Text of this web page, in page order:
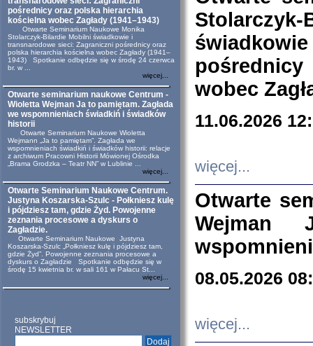
pośrednicy oraz polska hierarchia
kościelna wobec Zagłady (1941–1943)
Otwarte Seminarium Naukowe Monika
Stolarczyk-Bilardie Mobilni świadkowie i
transnarodowe sieci: Zagraniczni pośrednicy oraz
polska hierarchia kościelna wobec Zagłady (1941–
1943) Spotkanie odbędzie się w środę 24 czerwca
br. w ...
więcej...
Otwarte seminarium naukowe Centrum -
Wioletta Wejman Ja to pamiętam. Zagłada
we wspomnieniach świadkiń i świadków
historii
Otwarte Seminarium Naukowe Wioletta
Wejmann „Ja to pamiętam”. Zagłada we
wspomnieniach świadkiń i świadków historii: relacje
z archiwum Pracowni Historii Mówionej Ośrodka
„Brama Grodzka – Teatr NN” w Lublinie ...
więcej...
Otwarte Seminarium Naukowe Centrum.
Justyna Koszarska-Szulc - Połkniesz kulę
i pójdziesz tam, gdzie Żyd. Powojenne
zeznania procesowe a dyskurs o
Zagładzie.
Otwarte Seminarium Naukowe Justyna
Koszarska-Szulc „Połkniesz kulę i pójdziesz tam,
gdzie Żyd”. Powojenne zeznania procesowe a
dyskurs o Zagładzie Spotkanie odbędzie się w
środę 15 kwietnia br. w sali 161 w Pałacu St...
więcej...
subskrybuj
NEWSLETTER
wobec
11.06.2026
więcej...
Otwarte
Wejman
08.05.2026
więcej...